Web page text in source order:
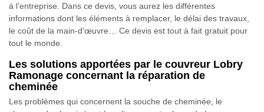
à l’entreprise. Dans ce devis, vous aurez les différentes
informations dont les éléments à remplacer, le délai des travaux,
le coût de la main-d’œuvre… Ce devis est tout à fait gratuit pour
tout le monde.
Les solutions apportées par le couvreur Lobry
Ramonage concernant la réparation de
cheminée
Les problèmes qui concernent la souche de cheminée, le